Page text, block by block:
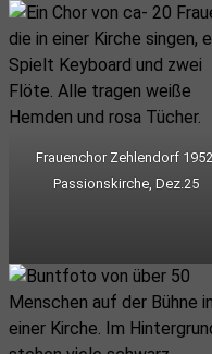
Frauenchor Zehlendorf
Passionskirche, Dez.25